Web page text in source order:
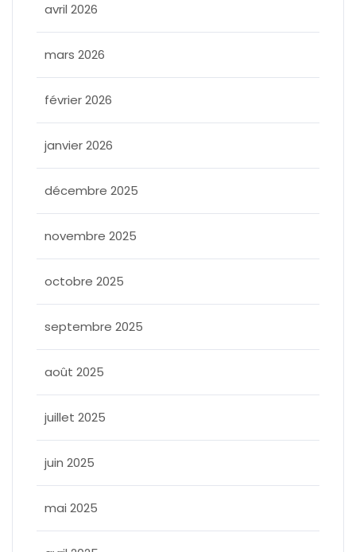
avril 2026
mars 2026
février 2026
janvier 2026
décembre 2025
novembre 2025
octobre 2025
septembre 2025
août 2025
juillet 2025
juin 2025
mai 2025